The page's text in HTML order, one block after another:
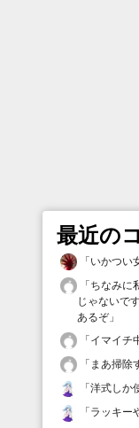
最近の
「いかつい
「ちなみに
じゃないで
あるぞ」
「イマイチ
「 まあ掃除
「洋式しか
「ラッキー